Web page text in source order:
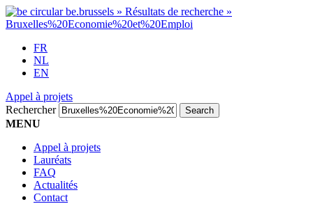
FR
NL
EN
Appel à projets
Rechercher
MENU
Appel à projets
Lauréats
FAQ
Actualités
Contact